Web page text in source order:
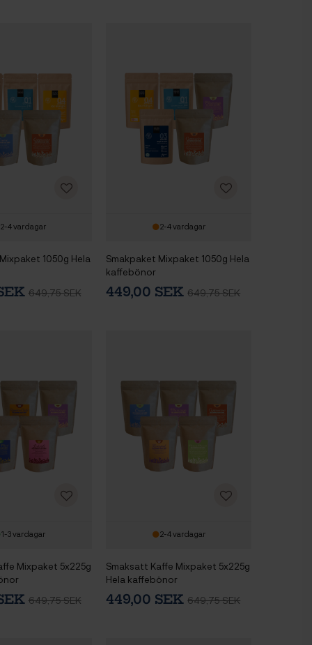
4 vardagar
1050g Hela
649,75 SEK
2-4 vardagar
Smakpaket Mixpaket 1050g Hela
kaffebönor
449,00 SEK649,75 SEK
1-3 vardagar
Mixpaket 5x225g
649,75 SEK
2-4 vardagar
Smaksatt Kaffe Mixpaket 5x225g
Hela kaffebönor
449,00 SEK649,75 SEK